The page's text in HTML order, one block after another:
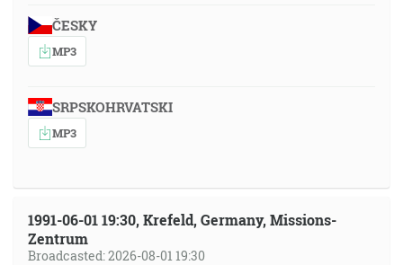
ČESKY
MP3
SRPSKOHRVATSKI
MP3
1991-06-01 19:30, Krefeld, Germany, Missions-
Zentrum
Broadcasted: 2026-08-01 19:30